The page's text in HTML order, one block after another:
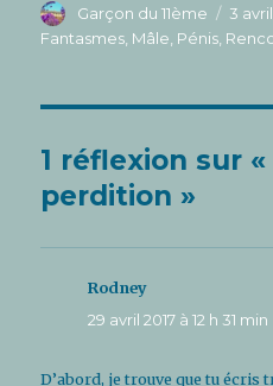
Auteur
Garçon du 11ème
le
3
Fantasmes Mâle Pénis
1 réflexion sur
perdition »
Rodneydit :
29 avril 2017 à 12 h 31 min
D’abord, je trouve que tu écris